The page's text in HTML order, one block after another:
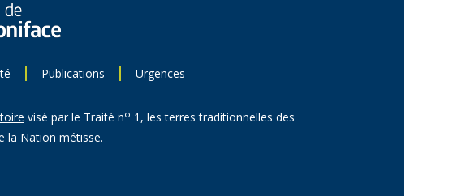
Publications Urgences
visé par le Traité no 1, les terres traditionnelles des
la Nation métisse.